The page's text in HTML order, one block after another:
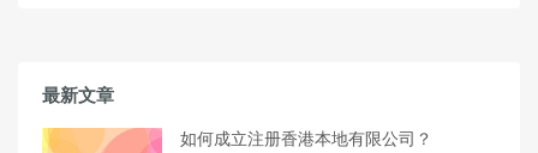
最新文章
如何成立注册香港本地有限公司？